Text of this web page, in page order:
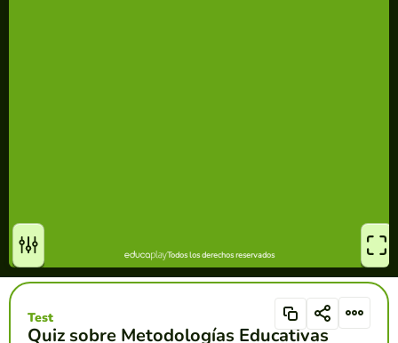
Quiz sobre Metodologías Educativas
Test